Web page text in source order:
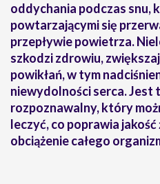
oddychania podczas snu,
powtarzającymi się
przepływie powietrza.
szkodzi zdrowiu,
powikłań, w tym
niewydolności serca. Jest
rozpoznawalny, który
leczyć, co poprawia jakość
obciążenie całego